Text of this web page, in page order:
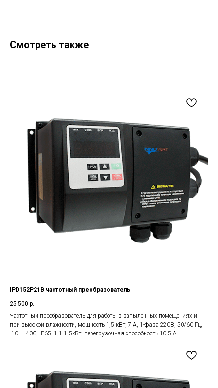
Смотреть также
IPD152P21B частотный преобразователь
25 500 р.
Частотный преобразователь для работы в запыленных помещениях и
при высокой влажности, мощность 1,5 кВт, 7 А, 1-фаза 220В, 50/60 Гц,
-10...+40С, IP65, 1,1-1,5кВт, перегрузочная способность 10,5 А